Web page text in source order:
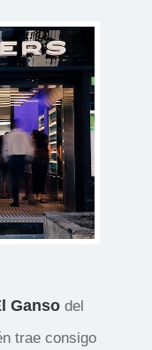
Gansodel
trae consigo